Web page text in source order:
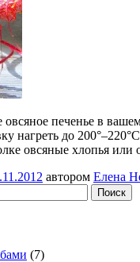
печенье в
нагреть до
овсяные хлопья
автором Елена
(7)